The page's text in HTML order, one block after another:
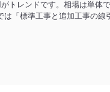
トレンドです。相場は単
は「標準工事と追加工事の